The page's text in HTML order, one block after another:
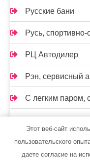
Русские бани
Русь,
РЦ Автодилер
Рэн, сервисный
С легким паром,
Сауна, Сауна
Этот веб-сайт
пользовательского
даете согласие на